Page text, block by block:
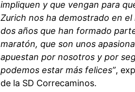
impliquen y que vengan para
Zurich nos ha demostrado en
dos años que han formado
maratón, que son unos
apuestan por nosotros y por
podemos estar más felices”,
de la SD Correcaminos.